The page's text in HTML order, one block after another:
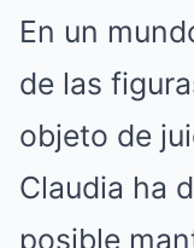
En un
de las
objeto de
Claudia ha
posible